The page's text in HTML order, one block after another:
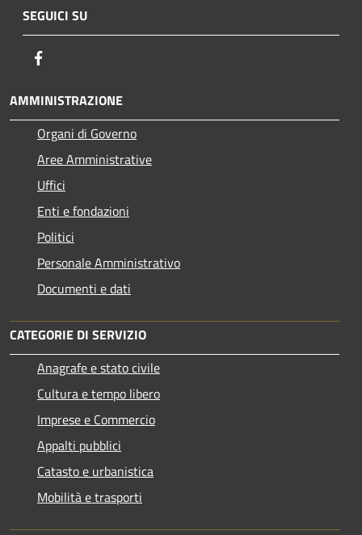
SEGUICI SU
AMMINISTRAZIONE
Organi di Governo
Aree Amministrative
Uffici
Enti e fondazioni
Politici
Personale Amministrativo
Documenti e dati
CATEGORIE DI SERVIZIO
Anagrafe e stato civile
Cultura e tempo libero
Imprese e Commercio
Appalti pubblici
Catasto e urbanistica
Mobilità e trasporti